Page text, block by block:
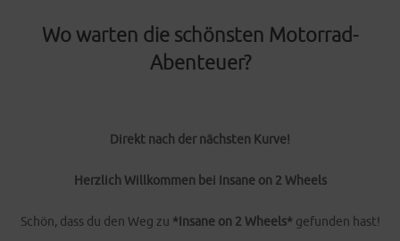
Wo warten die schönsten Motorrad-
Abenteuer?
Direkt nach der nächsten Kurve!
Herzlich Willkommen bei Insane on 2 Wheels
Schön, dass du den Weg zu *Insane on 2 Wheels* gefunden hast!